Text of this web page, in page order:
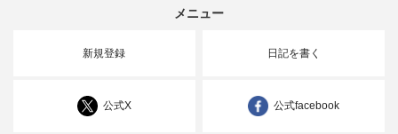
メニュー
新規登録 日記を書く
公式X 公式facebook